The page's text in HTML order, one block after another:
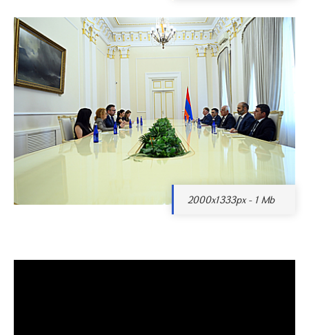
2000x1333px - 1 Mb